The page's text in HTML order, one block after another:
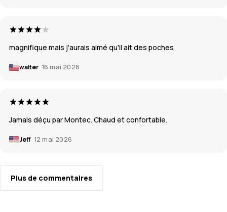
magnifique mais j'aurais aimé qu'il ait des poches
walter 16 mai 2026
Jamais déçu par Montec. Chaud et confortable.
Jeff 12 mai 2026
Plus de commentaires